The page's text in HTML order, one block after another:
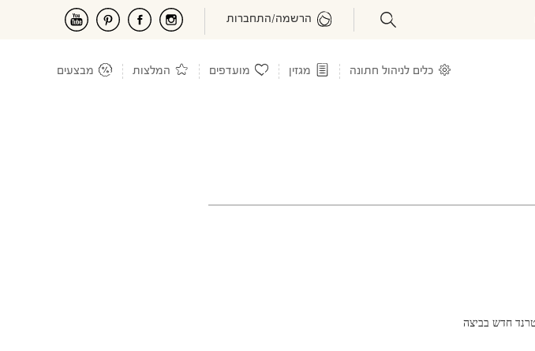
הרשמה/התחברות
כלים לניהול חתונה מגזין מועדפים המלצות מבצעים